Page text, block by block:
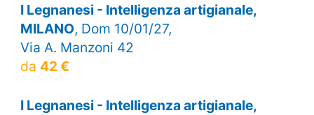
I Legnanesi - Intelligenza artigianale,
MILANO, Dom 10/01/27,
Via A. Manzoni 42
da 42 €
I Legnanesi - Intelligenza artigianale,